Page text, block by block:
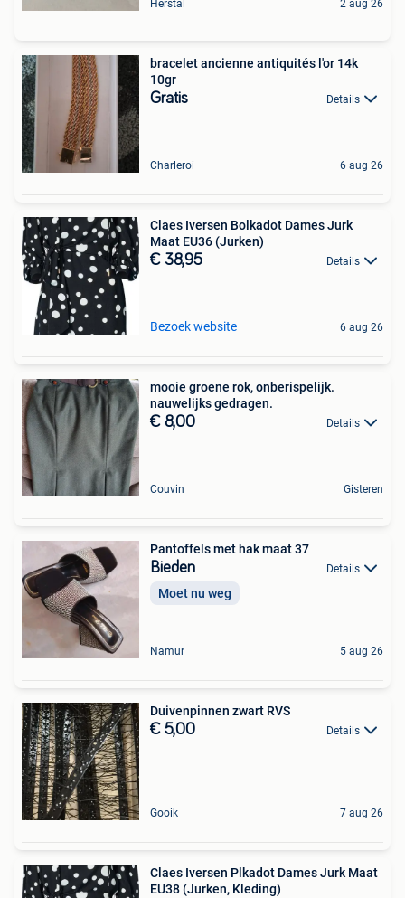
Herstal 2 aug 26
bracelet ancienne antiquités l'or 14k
10gr
Gratis Details
Charleroi 6 aug 26
Claes Iversen Bolkadot Dames Jurk
Maat EU36 (Jurken)
€ 38,95 Details
Bezoek website 6 aug 26
mooie groene rok, onberispelijk.
nauwelijks gedragen.
€ 8,00 Details
Couvin Gisteren
Pantoffels met hak maat 37
Bieden Details
Moet nu weg
Namur 5 aug 26
Duivenpinnen zwart RVS
€ 5,00 Details
Gooik 7 aug 26
Claes Iversen Plkadot Dames Jurk Maat
EU38 (Jurken, Kleding)